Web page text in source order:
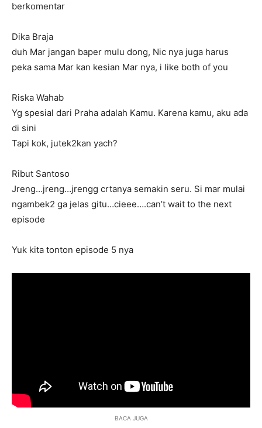
berkomentar
Dika Braja
duh Mar jangan baper mulu dong, Nic nya juga harus
peka sama Mar kan kesian Mar nya, i like both of you
Riska Wahab
Yg spesial dari Praha adalah Kamu. Karena kamu, aku ada
di sini
Tapi kok, jutek2kan yach?
Ribut Santoso
Jreng…jreng…jrengg crtanya semakin seru. Si mar mulai
ngambek2 ga jelas gitu…cieee….can’t wait to the next
episode
Yuk kita tonton episode 5 nya
BACA JUGA